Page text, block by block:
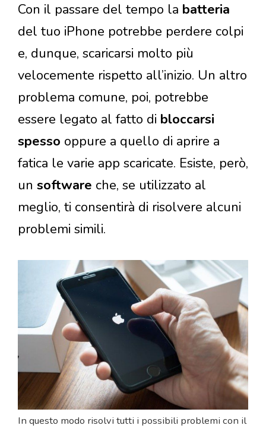
Con il passare del tempo la batteria
del tuo iPhone potrebbe perdere colpi
e, dunque, scaricarsi molto più
velocemente rispetto all’inizio. Un altro
problema comune, poi, potrebbe
essere legato al fatto di bloccarsi
spesso oppure a quello di aprire a
fatica le varie app scaricate. Esiste, però,
un software che, se utilizzato al
meglio, ti consentirà di risolvere alcuni
problemi simili.
In questo modo risolvi tutti i possibili problemi con il